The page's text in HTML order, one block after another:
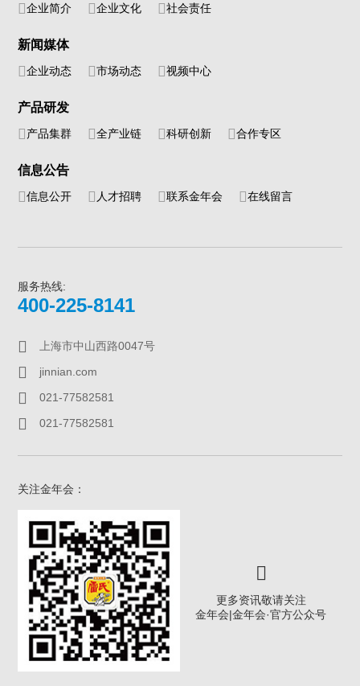
企业简介 企业文化 社会责任
新闻媒体
企业动态 市场动态 视频中心
产品研发
产品集群 全产业链 科研创新 合作专区
信息公告
信息公开 人才招聘 联系金年会 在线留言
服务热线:
400-225-8141
上海市中山西路0047号
jinnian.com
021-77582581
021-77582581
关注金年会：
更多资讯敬请关注
金年会|金年会·官方公众号